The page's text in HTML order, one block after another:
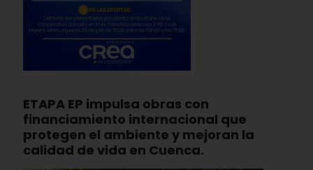
ETAPA EP impulsa obras con
financiamiento internacional que
protegen el ambiente y mejoran la
calidad de vida en Cuenca.